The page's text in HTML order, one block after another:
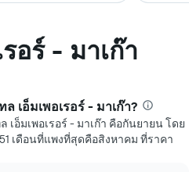
อร์ - มาเก๊า
เอ็มเพอเรอร์ - มาเก๊า?
เอ็มเพอเรอร์ - มาเก๊า คือกันยายน โดย
เดือนที่แพงที่สุดคือสิงหาคม ที่ราคา